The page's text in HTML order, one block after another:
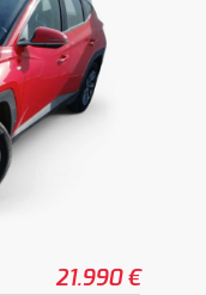
21.990 €